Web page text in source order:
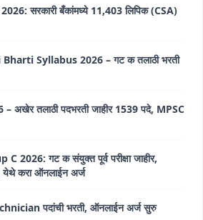
सरकारी बँकांमध्ये 11,403 लिपिक (CSA)
Syllabus 2026 – गट क तलाठी भरती
तलाठी पदभरती जाहीर 1539 पदे, MPSC
2026: गट क संयुक्त पूर्व परीक्षा जाहीर,
येथे करा ऑनलाईन अर्ज
पदांची भरती, ऑनलाईन अर्ज सुरु